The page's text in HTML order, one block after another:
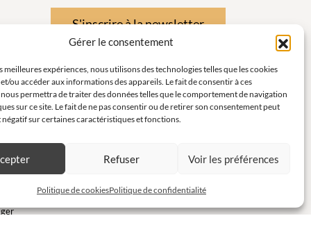
Gérer le consentement
meilleures expériences, nous utilisons des technologies telles que les cookies
ou accéder aux informations des appareils. Le fait de consentir à ces
permettra de traiter des données telles que le comportement de navigation
sur ce site. Le fait de ne pas consentir ou de retirer son consentement peut
sur certaines caractéristiques et fonctions.
Refuser Voir les préférences
Politique de cookiesPolitique de confidentialité
et de
pour
en
S'inscrire à la newsletter